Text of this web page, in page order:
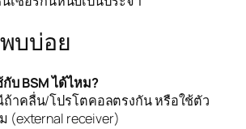
บบ่อย
บ BSM ได้ไหม?
าคลื่น/โปรโตคอลตรงกัน หรือใช้ตัว
receiver)